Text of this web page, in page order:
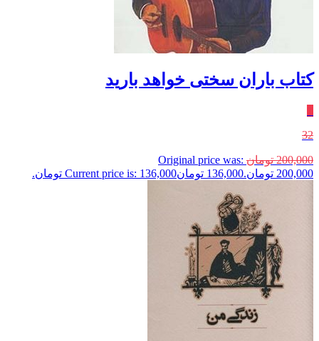
کتاب باران سختی خواهد بارید
32
200,000 تومان Original price was:
200,000 تومان.
136,000 تومانCurrent price is: 136,000 تومان.